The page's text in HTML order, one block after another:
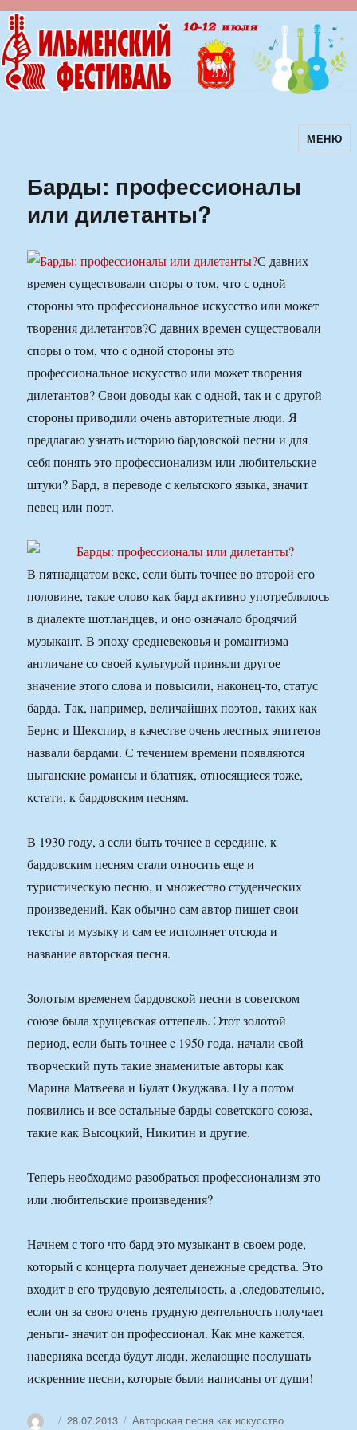
Ильменский фестиваль авторскойМЕНЮ
Барды: профессионалы
или дилетанты?
С давних
времен существовали споры о том, что с одной
стороны это профессиональное искусство или может
творения дилетантов?С давних времен существовали
споры о том, что с одной стороны это
профессиональное искусство или может творения
дилетантов? Свои доводы как с одной, так и с другой
стороны приводили очень авторитетные люди. Я
предлагаю узнать историю бардовской песни и для
себя понять это профессионализм или любительские
штуки? Бард, в переводе с кельтского языка, значит
певец или поэт.
В пятнадцатом веке, если быть точнее во второй его
половине, такое слово как бард активно употреблялось
в диалекте шотландцев, и оно означало бродячий
музыкант. В эпоху средневековья и романтизма
англичане со своей культурой приняли другое
значение этого слова и повысили, наконец-то, статус
барда. Так, например, величайших поэтов, таких как
Бернс и Шекспир, в качестве очень лестных эпитетов
назвали бардами. С течением времени появляются
цыганские романсы и блатняк, относящиеся тоже,
кстати, к бардовским песням.
В 1930 году, а если быть точнее в середине, к
бардовским песням стали относить еще и
туристическую песню, и множество студенческих
произведений. Как обычно сам автор пишет свои
тексты и музыку и сам ее исполняет отсюда и
название авторская песня.
Золотым временем бардовской песни в советском
союзе была хрущевская оттепель. Этот золотой
период, если быть точнее c 1950 года, начали свой
творческий путь такие знаменитые авторы как
Марина Матвеева и Булат Окуджава. Ну а потом
появились и все остальные барды советского союза,
такие как Высоцкий, Никитин и другие.
Теперь необходимо разобраться профессионализм это
или любительские произведения?
Начнем с того что бард это музыкант в своем роде,
который с концерта получает денежные средства. Это
входит в его трудовую деятельность, а ,следовательно,
если он за свою очень трудную деятельность получает
деньги- значит он профессионал. Как мне кажется,
наверняка всегда будут люди, желающие послушать
искренние песни, которые были написаны от души!
АвторОпубликовано
28.07.2013 Рубрики
Авторская песня как искусство